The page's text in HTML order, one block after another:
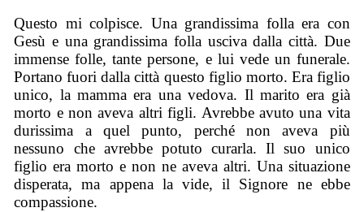
Questo mi colpisce. Una grandissima folla era con
Gesù e una grandissima folla usciva dalla città. Due
immense folle, tante persone, e lui vede un funerale.
Portano fuori dalla città questo figlio morto. Era figlio
unico, la mamma era una vedova. Il marito era già
morto e non aveva altri figli. Avrebbe avuto una vita
durissima a quel punto, perché non aveva più
nessuno che avrebbe potuto curarla. Il suo unico
figlio era morto e non ne aveva altri. Una situazione
disperata, ma appena la vide, il Signore ne ebbe
compassione.